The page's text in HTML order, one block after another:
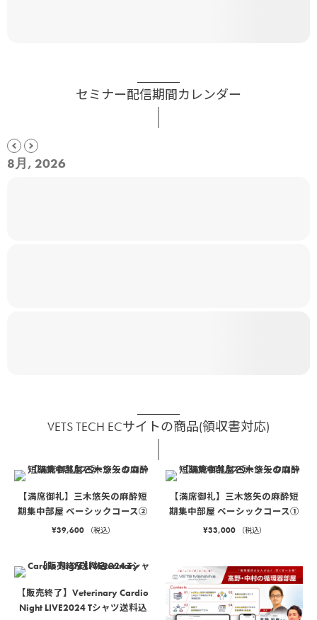
セミナー配信期間カレンダー
8月, 2026
VETS TECH ECサイトの商品(領収書対応)
【満席御礼】三木悠矢の麻酔短
期集中部屋 ベーシックコース②
¥39,600 （税込）
【満席御礼】三木悠矢の麻酔短
期集中部屋 ベーシックコース①
¥33,000 （税込）
【販売終了】Veterinary Cardio
Night LIVE2024 Tシャツ送料込